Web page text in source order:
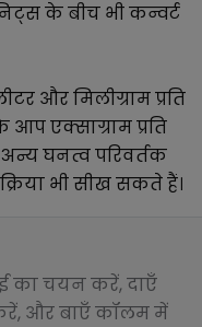
के बीच भी कन्वर्ट
औरमिलीग्राम प्रति
आपएक्साग्राम प्रति
घनत्व परिवर्तक
भी सीख सकते हैं।
का चयन करें, दाएँ
और बाएँ कॉलम में